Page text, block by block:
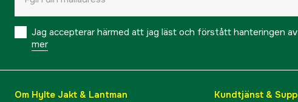
Jag accepterar härmed att jag läst och förstått hanteringen
mer
Om Hylte Jakt & Lantman Kundtjänst &